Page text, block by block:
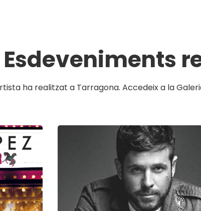
Esdeveniments
ha realitzat a Tarragona. Accedeix a la